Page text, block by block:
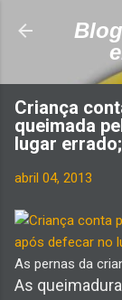
Criança
queimada
lugar
abril 04, 2013
As pernas da
As